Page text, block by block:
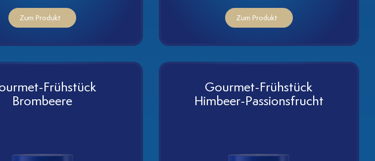
Zum Produkt Zum Produkt
Frühstück
Brombeere
Gourmet-Frühstück
Himbeer-Passionsfrucht